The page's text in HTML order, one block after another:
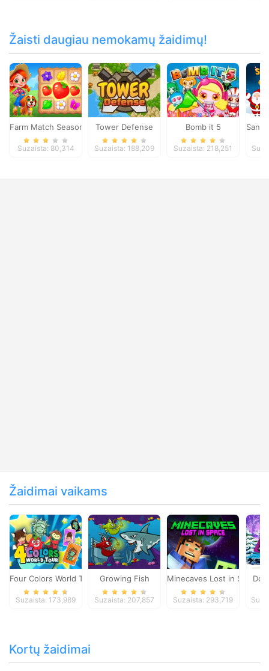
Žaisti daugiau nemokamų žaidimų!
Farm Match Seasons
Suzaista: 80,314
Tower Defense
Suzaista: 188,209
Bomb it 5
Suzaista: 218,251
Žaidimai vaikams
Four Colors World Tour
Suzaista: 173,989
Growing Fish
Suzaista: 207,857
Minecaves Lost in Space
Suzaista: 293,719
Kortų žaidimai